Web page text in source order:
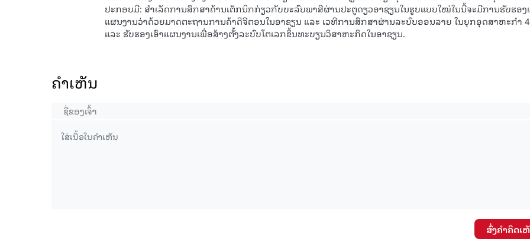
ປະກອບມີ: ສຳເລັດການສຶກສາດ້ານເຕັກນິກກ່ຽວກັບບະລົບພາສີຜ່ານປະຕູດຽວອາຊຽນໃນຮູບແບບໃໝ່ໃນນີ້ຈະມີການຮັບຮອງ
ແຜນງານວ່າດ້ວຍມາດຕະຖານການຄ້າດີຈີຕອນໃນອາຊຽນ ແລະ ເວທີການສຶກສາຜ່ານລະບົບອອນລາຍ ໃນຍຸກອຸດສາຫະກຳ
ແລະ ຮັບຮອງເອົາແຜນງານເພື່ອສ້າງຕັ້ງລະບົບໂຕເລກຂຶ້ນທະບຽນວິສາຫະກິດໃນອາຊຽນ.
ຄໍາເຫັນ
ສົ່ງຄໍາຄິດເ